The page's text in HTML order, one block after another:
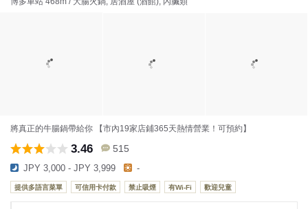
將真正的牛腸鍋帶給你 【市內19家店鋪365天熱情營業！可預約】
3.46 515
JPY 3,000 - JPY 3,999 -
提供多語言菜單 可信用卡付款 禁止吸煙 有Wi-Fi 歡迎兒童